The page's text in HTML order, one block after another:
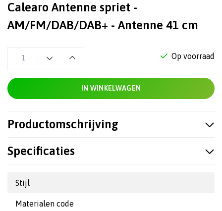
Calearo Antenne spriet -
AM/FM/DAB/DAB+ - Antenne 41 cm
Op voorraad
IN WINKELWAGEN
Productomschrijving
Specificaties
Stijl
Materialen code